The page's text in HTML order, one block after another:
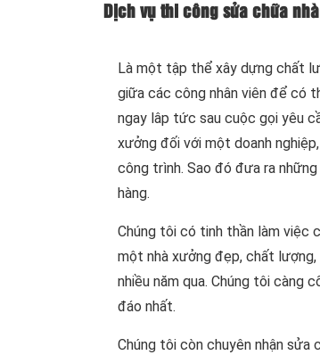
Dịch vụ thi công sửa chữa
Là một tập thể xây dựng chất
giữa các công nhân viên để có
ngay lâp tức sau cuộc gọi yêu
xưởng đối với một doanh
công trình. Sao đó đưa ra
hàng.
Chúng tôi có tinh thần làm việc
một nhà xưởng đẹp, chất
nhiều năm qua. Chúng tôi càng
đáo nhất.
Chúng tôi còn chuyên nhận sửa